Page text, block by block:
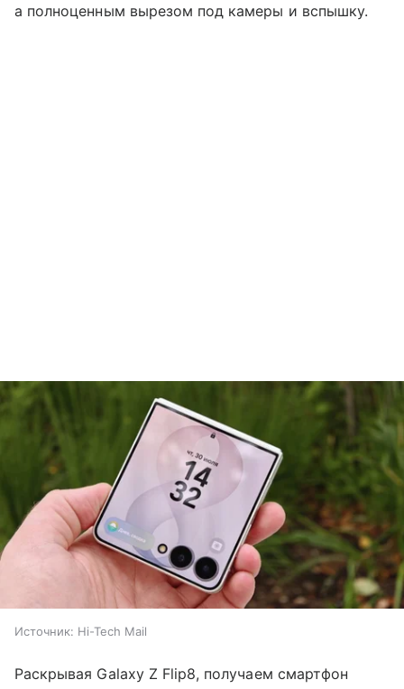
а полноценным вырезом под камеры и вспышку.
Источник: Hi-Tech Mail
Раскрывая Galaxy Z Flip8, получаем смартфон